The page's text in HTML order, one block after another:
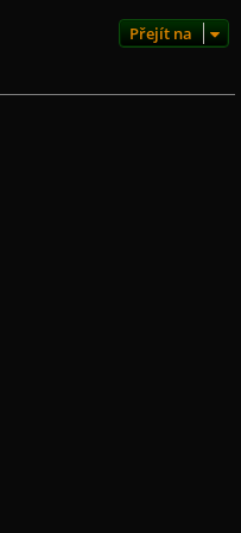
Přejít na